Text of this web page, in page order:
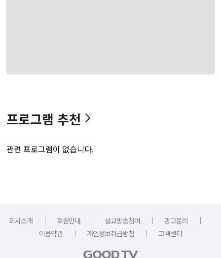
프로그램 추천
관련 프로그램이 없습니다.
회사소개 ｜ 후원안내 ｜ 설교방송참여 ｜ 광고문의
｜
이용약관
｜ 개인정보취급방침 ｜ 고객센터